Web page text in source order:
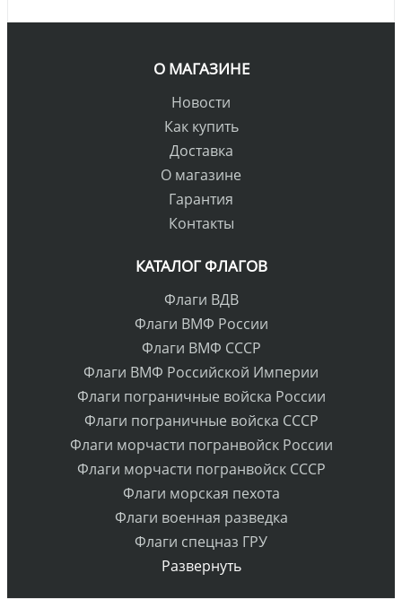
О МАГАЗИНЕ
Новости
Как купить
Доставка
О магазине
Гарантия
Контакты
КАТАЛОГ ФЛАГОВ
Флаги ВДВ
Флаги ВМФ России
Флаги ВМФ СССР
Флаги ВМФ Российской Империи
Флаги пограничные войска России
Флаги пограничные войска СССР
Флаги морчасти погранвойск России
Флаги морчасти погранвойск СССР
Флаги морская пехота
Флаги военная разведка
Флаги спецназ ГРУ
Развернуть